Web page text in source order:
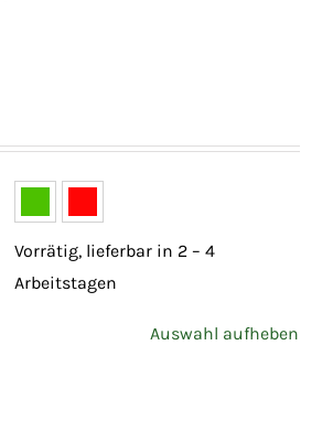
Vorrätig, lieferbar in 2 – 4
Arbeitstagen
Auswahl aufheben